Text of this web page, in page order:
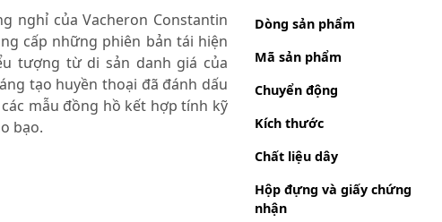
nghỉ của Vacheron Constantin
cấp những phiên bản tái hiện
tượng từ di sản danh giá của
tạo huyền thoại đã đánh dấu
mẫu đồng hồ kết hợp tính kỹ
bạo.
Dòng sản phẩm
Mã sản phẩm
Chuyển động
Kích thước
Chất liệu dây
Hộp đựng và giấy chứng
nhận